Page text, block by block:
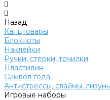
Назад
Канцтовары
Блокноты
Наклейки
Ручки, стерки, точилки
Пластилин
Символ года
Антистрессы, слаймы,
Игровые наборы